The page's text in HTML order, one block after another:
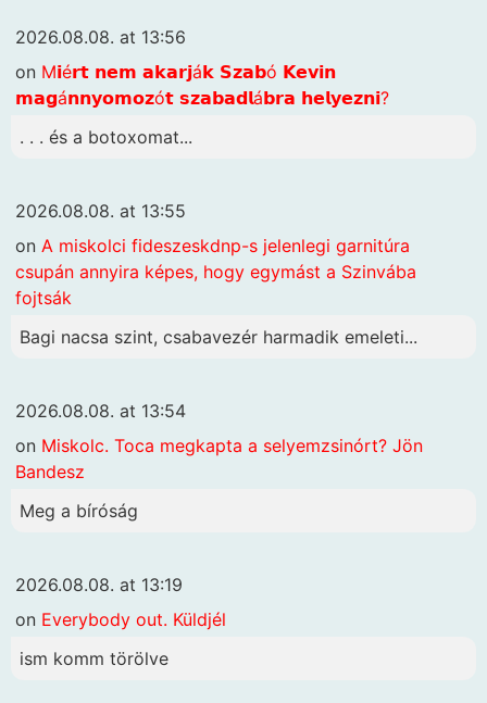
2026.08.08. at 13:56
on M𝗶é𝗿𝘁 𝗻𝗲𝗺 𝗮𝗸𝗮𝗿𝗷á𝗸 𝗦𝘇𝗮𝗯ó 𝗞𝗲𝘃𝗶𝗻
𝗺𝗮𝗴á𝗻𝗻𝘆𝗼𝗺𝗼𝘇ó𝘁 𝘀𝘇𝗮𝗯𝗮𝗱𝗹á𝗯𝗿𝗮 𝗵𝗲𝗹𝘆𝗲𝘇𝗻𝗶?
. . . és a botoxomat...
2026.08.08. at 13:55
on A miskolci fideszeskdnp-s jelenlegi garnitúra
csupán annyira képes, hogy egymást a Szinvába
fojtsák
Bagi nacsa szint, csabavezér harmadik emeleti...
2026.08.08. at 13:54
on Miskolc. Toca megkapta a selyemzsinórt? Jön
Bandesz
Meg a bíróság
2026.08.08. at 13:19
on Everybody out. Küldjél
ism komm törölve